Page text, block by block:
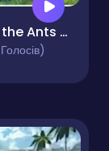
Defeat the Ants TD